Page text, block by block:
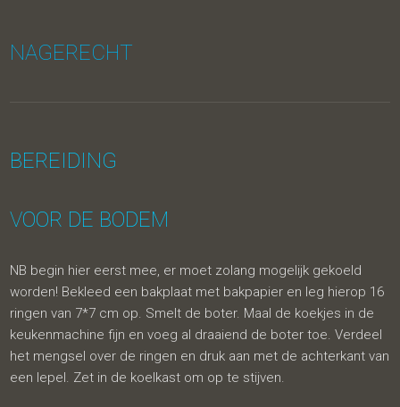
NAGERECHT
BEREIDING
VOOR DE BODEM
NB begin hier eerst mee, er moet zolang mogelijk gekoeld
worden! Bekleed een bakplaat met bakpapier en leg hierop 16
ringen van 7*7 cm op. Smelt de boter. Maal de koekjes in de
keukenmachine fijn en voeg al draaiend de boter toe. Verdeel
het mengsel over de ringen en druk aan met de achterkant van
een lepel. Zet in de koelkast om op te stijven.